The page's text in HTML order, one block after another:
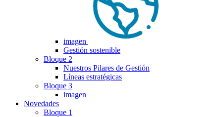
imagen
Gestión sostenible
Bloque 2
Nuestros Pilares de Gestión
Líneas estratégicas
Bloque 3
imagen
Novedades
Bloque 1